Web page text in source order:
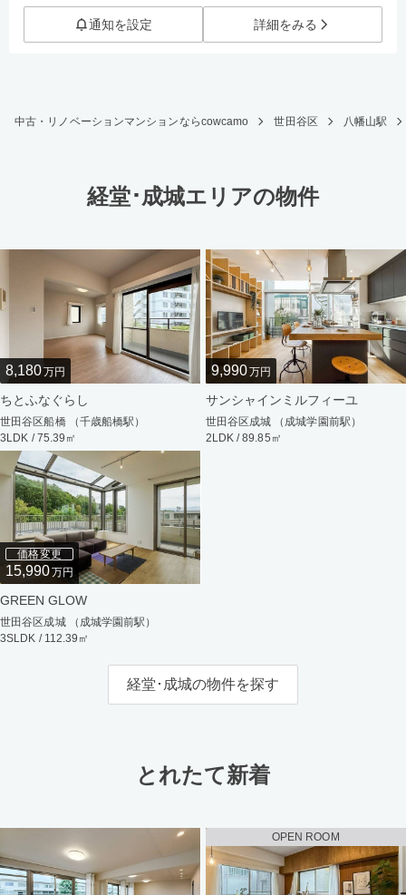
通知を設定 詳細をみる
中古・リノベーションマンションならcowcamo 世田谷区 八幡山駅
経堂･成城エリアの物件
8,180万円
ちとふなぐらし
世田谷区船橋 （千歳船橋駅）
3LDK / 75.39㎡
9,990万円
サンシャインミルフィーユ
世田谷区成城 （成城学園前駅）
2LDK / 89.85㎡
価格変更
15,990万円
GREEN GLOW
世田谷区成城 （成城学園前駅）
3SLDK / 112.39㎡
経堂･成城の物件を探す
とれたて新着
OPEN ROOM